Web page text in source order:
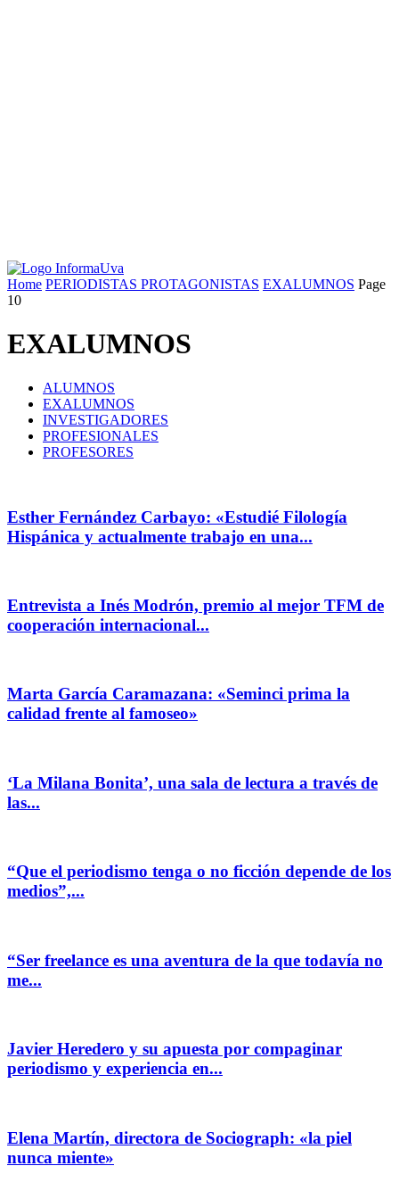
Home PERIODISTAS PROTAGONISTAS EXALUMNOS Page
10
EXALUMNOS
ALUMNOS
EXALUMNOS
INVESTIGADORES
PROFESIONALES
PROFESORES
Esther Fernández Carbayo: «Estudié Filología
Hispánica y actualmente trabajo en una...
Entrevista a Inés Modrón, premio al mejor TFM de
cooperación internacional...
Marta García Caramazana: «Seminci prima la
calidad frente al famoseo»
‘La Milana Bonita’, una sala de lectura a través de
las...
“Que el periodismo tenga o no ficción depende de los
medios”,...
“Ser freelance es una aventura de la que todavía no
me...
Javier Heredero y su apuesta por compaginar
periodismo y experiencia en...
Elena Martín, directora de Sociograph: «la piel
nunca miente»